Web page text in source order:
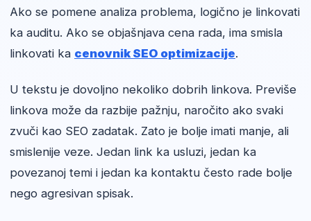
Ako se pomene analiza problema, logično je linkovati
ka auditu. Ako se objašnjava cena rada, ima smisla
linkovati ka cenovnik SEO optimizacije.
U tekstu je dovoljno nekoliko dobrih linkova. Previše
linkova može da razbije pažnju, naročito ako svaki
zvuči kao SEO zadatak. Zato je bolje imati manje, ali
smislenije veze. Jedan link ka usluzi, jedan ka
povezanoj temi i jedan ka kontaktu često rade bolje
nego agresivan spisak.